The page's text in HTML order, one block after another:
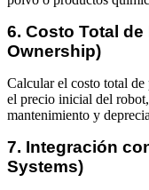
6. Costo Total
Ownership)
Calcular el costo total
el precio inicial del
mantenimiento y
7. Integración
Systems)